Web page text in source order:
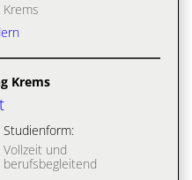
Krems
Krems
Studienform:
Vollzeit und
berufsbegleitend